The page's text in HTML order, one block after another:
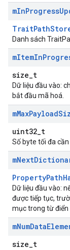
mInProgress
Danh sách
mItemIn
size_t
Dữ liệu đầu vào:
bắt đầu mã hoá.
mMaxPayload
uint32_t
Số byte tối đa cần
mNext
Dữ liệu đầu vào:
được tiếp tục,
mục trong từ điển
mNumData
size_t